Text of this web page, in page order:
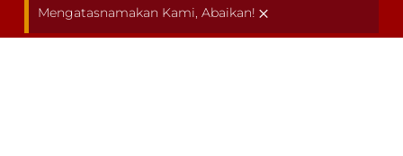
Mengatasnamakan Kami, Abaikan! ×